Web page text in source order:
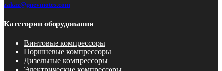
zakaz@pnevmotex.com
Категории оборудования
Винтовые компрессоры
Поршневые компрессоры
Дизельные компрессоры
Электрические компрессоры